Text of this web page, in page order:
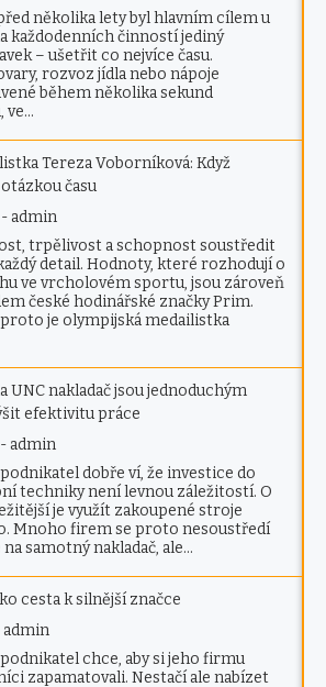
několika lety byl hlavním cílem u
každodenních činností jediný
– ušetřit co nejvíce času.
rozvoz jídla nebo nápoje
během několika sekund
ve…
Tereza Voborníková: Když
času
- admin
trpělivost a schopnost soustředit
detail. Hodnoty, které rozhodují o
ve vrcholovém sportu, jsou zároveň
české hodinářské značky Prim.
je olympijská medailistka
UNC nakladač jsou jednoduchým
efektivitu práce
- admin
podnikatel dobře ví, že investice do
techniky není levnou záležitostí. O
je využít zakoupené stroje
Mnoho firem se proto nesoustředí
samotný nakladač, ale…
cesta k silnější značce
admin
podnikatel chce, aby si jeho firmu
zapamatovali. Nestačí ale nabízet